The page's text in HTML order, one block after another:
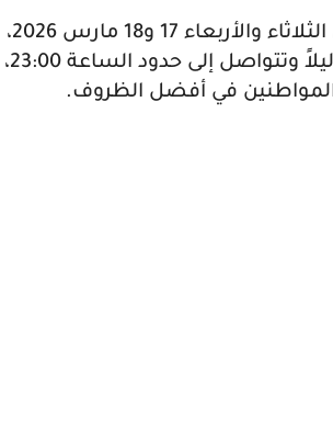
وسيتم، بصفة استثنائية، فتح 127 مكتب بريد يومي الثلاثاء والأربعاء 17 و18 مارس 2026،
حيث تنطلق هذه الحصص بداية من الساعة 20:15 ليلاً وتتواصل إلى حدود الساعة 23:00،
المواطنين في أفضل الظروف.